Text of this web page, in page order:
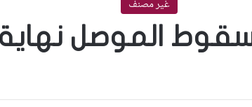
غير مصنف
الموصل نهاية